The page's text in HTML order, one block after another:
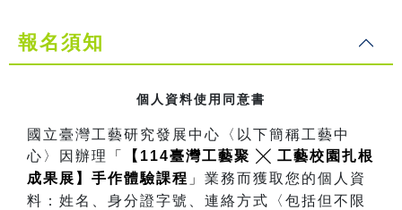
報名須知
個人資料使用同意書
國立臺灣工藝研究發展中心〈以下簡稱工藝中
心〉因辦理
「
【114臺灣工藝聚 ╳ 工藝校園扎根
成果展】手作體驗課程 」 業務而獲取您的個人資
料：姓名、身分證字號、連絡方式〈包括但不限